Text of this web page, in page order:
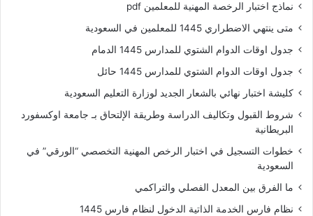
نماذج اختبار الرخصة المهنية للمعلمين pdf
متى ينتهي الاضطراري 1445 للمعلمين في السعودية
جدول اوقات الدوام الشتوي للمدارس 1445 الدمام
جدول اوقات الدوام الشتوي للمدارس 1445 حائل
كليشة اختبار نهائي بالشعار الجديد لوزارة التعليم السعودية
شروط القبول وتكاليف الدراسة وطريقة الإلتحاق بـ جامعة اوكسفورد
البريطانية
خطوات التسجيل في اختبار الرخص المهنية التخصصي “الورقي” في
السعودية
ما الفرق بين المعدل الفصلي والتراكمي
نظام فارس الخدمة الذاتية الدخول لنظام فارس 1445